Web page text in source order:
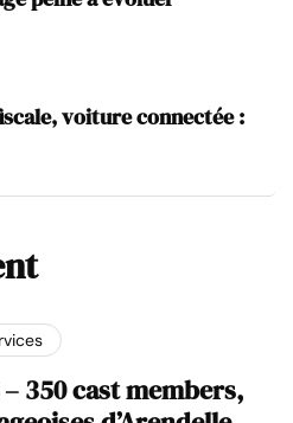
voiture connectée :
– 350 cast members,